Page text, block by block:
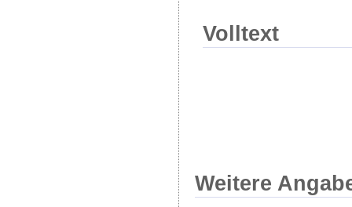
Volltext
Weitere